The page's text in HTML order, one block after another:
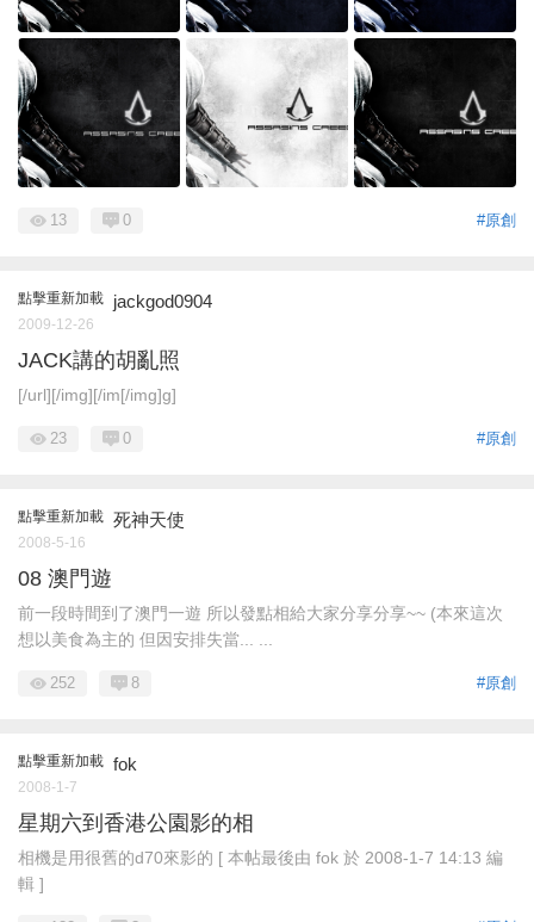
#原創
13 0
點擊重新加載 jackgod0904
2009-12-26
JACK講的胡亂照
[/url][/img][/im[/img]g]
#原創
23 0
點擊重新加載 死神天使
2008-5-16
08 澳門遊
前一段時間到了澳門一遊 所以發點相給大家分享分享~~ (本來這次
想以美食為主的 但因安排失當... ...
#原創
252 8
點擊重新加載 fok
2008-1-7
星期六到香港公園影的相
相機是用很舊的d70來影的 [ 本帖最後由 fok 於 2008-1-7 14:13 編
輯 ]